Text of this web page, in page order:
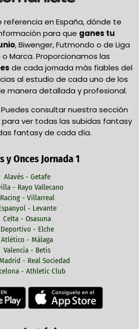
referencia en España, dónde te
para que ganes tu
, Biwenger, Futmondo o de Liga
o Marca. Proporcionamos las
de cada jornada más fiables del
al estudio de cada uno de los
manera detallada y profesional.
Puedes consultar nuestra sección
ver todas las subidas fantasy
fantasy de cada día.
y Onces Jornada 1
Alavés - Getafe
- Rayo Vallecano
Racing - Villarreal
- Levante
Celta - Osasuna
Deportivo - Elche
Atlético - Málaga
Valencia - Betis
- Real Sociedad
- Athletic Club